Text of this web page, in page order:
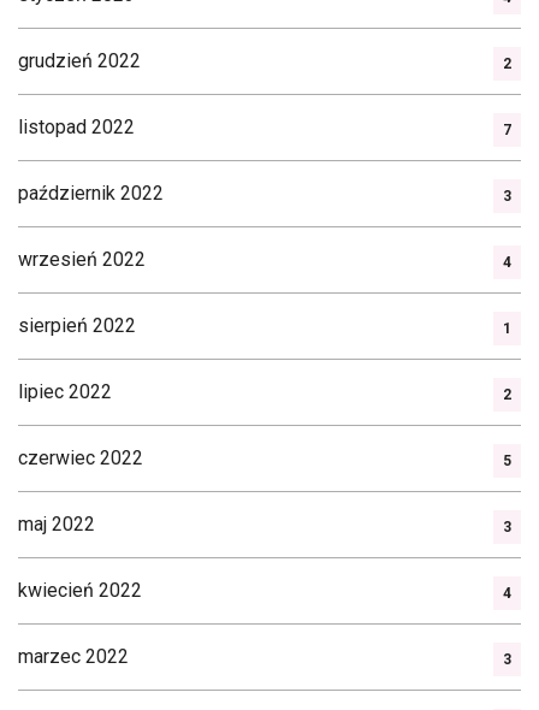
grudzień 2022 2
listopad 2022 7
październik 2022 3
wrzesień 2022 4
sierpień 2022 1
lipiec 2022 2
czerwiec 2022 5
maj 2022 3
kwiecień 2022 4
marzec 2022 3